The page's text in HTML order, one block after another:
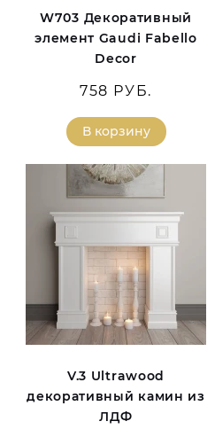
W703 Декоративный
элемент Gaudi Fabello
Decor
758 РУБ.
В корзину
V.3 Ultrawood
декоративный камин из
ЛДФ